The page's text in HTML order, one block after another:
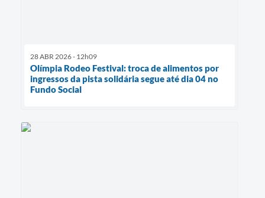
28 ABR 2026 - 12h09
Olímpia Rodeo Festival: troca de alimentos por
ingressos da pista solidária segue até dia 04 no
Fundo Social